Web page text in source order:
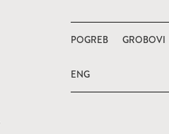
POGREB GROBOVI
ENG